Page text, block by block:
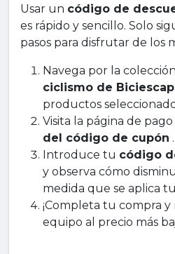
Usar un código de
es rápido y sencillo. Solo
pasos para disfrutar de los
Navega por la
ciclismo de
productos
Visita la página de pago
del código de cupón .
Introduce tu código
y observa cómo
medida que se aplica
¡Completa tu compra
equipo al precio más